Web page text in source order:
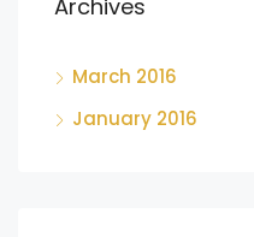
Archives
March 2016
January 2016